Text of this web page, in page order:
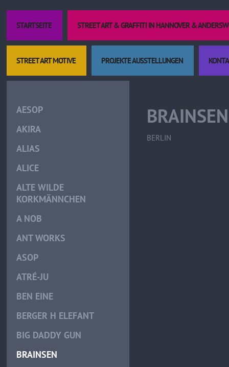
STARTSEITE STREET ART & GRAFFITI IN HANNOVER &
STREET ART MOTIVE PROJEKTE AUSSTELLUNGEN
AESOP
AKIRA
ALIAS
ALICE
ALTE WILDE
KORKMÄNNCHEN
A NOB
ANT WORKS
ASOP
ATRÉ-JU
BEN EINE
BERGER H ELEFANT
BIG DADDY GUN
BRAINSEN
BRAINSEN
BERLIN